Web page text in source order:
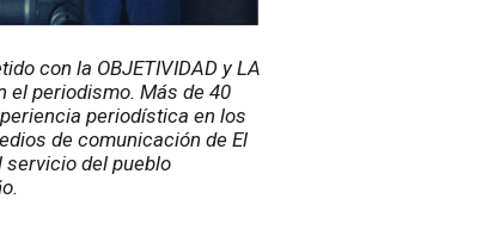
con la OBJETIVIDAD y LA
el periodismo. Más de 40
periodística en los
de comunicación de El
servicio del pueblo